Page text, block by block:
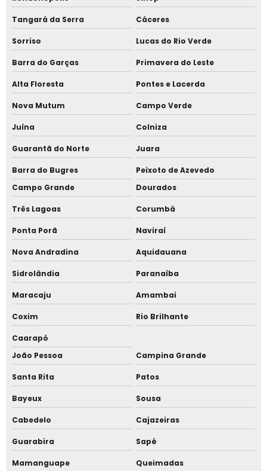
Tangará da Serra Cáceres
Sorriso Lucas do Rio Verde
Barra do Garças Primavera do Leste
Alta Floresta Pontes e Lacerda
Nova Mutum Campo Verde
Juína Colniza
Guarantã do Norte Juara
Barra do Bugres
Peixoto de Azevedo
Campo Grande
Dourados
Três Lagoas Corumbá
Ponta Porã Naviraí
Nova Andradina Aquidauana
Sidrolândia Paranaíba
Maracaju Amambai
Coxim Rio Brilhante
Caarapó
João Pessoa
Campina Grande
Santa Rita Patos
Bayeux Sousa
Cabedelo Cajazeiras
Guarabira Sapé
Mamanguape Queimadas